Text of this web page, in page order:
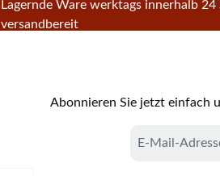
Lagernde Ware werktags innerhalb 24
versandbereit
Abonnieren Sie jetzt einfach
Mail-